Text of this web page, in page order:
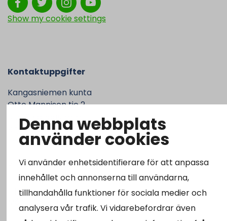
Denna webbplats
använder cookies
Vi använder enhetsidentifierare för att anpassa
innehållet och annonserna till användarna,
tillhandahålla funktioner för sociala medier och
analysera vår trafik. Vi vidarebefordrar även
Show my cookie settings
Kontaktuppgifter
Kangasniemen kunta
Otto Mannisen tie 2
51200 Kangasniemi
kirjaamo@kangasniemi.fi
Tel. 040 719 9370
Y-tunnus 0164690-3
Öppet
Mån -fre 9-15.